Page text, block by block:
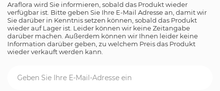
Araflora wird Sie informieren, sobald das Produkt wieder
verfügbar ist. Bitte geben Sie Ihre E-Mail Adresse an, damit wir
Sie darüber in Kenntnis setzen können, sobald das Produkt
wieder auf Lager ist. Leider können wir keine Zeitangabe
darüber machen. Außerdem können wir Ihnen leider keine
Information darüber geben, zu welchem Preis das Produkt
wieder verkauft werden kann.